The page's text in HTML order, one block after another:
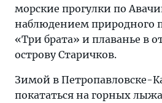
морские прогулки по
наблюдением природного
«Три брата» и плаванье в
острову Старичков.
Зимой в Петропавловске-
покататься на горных